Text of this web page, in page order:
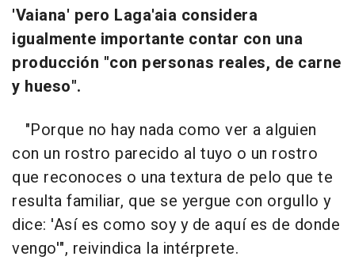
'Vaiana' pero Laga'aia considera
igualmente importante contar con una
producción "con personas reales, de carne
y hueso".
"Porque no hay nada como ver a alguien
con un rostro parecido al tuyo o un rostro
que reconoces o una textura de pelo que te
resulta familiar, que se yergue con orgullo y
dice: 'Así es como soy y de aquí es de donde
vengo'", reivindica la intérprete.